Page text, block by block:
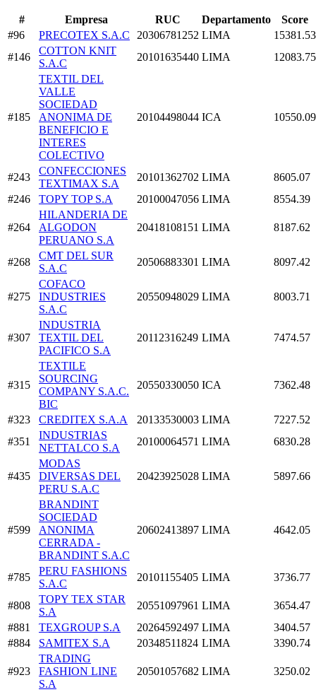
# Empresa RUC Departamento
Score
#96
PRECOTEX S.A.C 20306781252 LIMA
15381.53
#146
COTTON KNIT
S.A.C
20101635440 LIMA 12083.75
#185
TEXTIL DEL
VALLE
SOCIEDAD
ANONIMA DE
BENEFICIO E
INTERES
COLECTIVO
20104498044 ICA 10550.09
#243
CONFECCIONES
TEXTIMAX S.A
20101362702 LIMA
8605.07
#246
TOPY TOP S.A 20100047056 LIMA 8554.39
#264
HILANDERIA DE
ALGODON
PERUANO S.A
20418108151 LIMA 8187.62
#268
CMT DEL SUR
S.A.C
20506883301 LIMA 8097.42
#275
COFACO
INDUSTRIES
S.A.C
20550948029 LIMA 8003.71
#307
INDUSTRIA
TEXTIL DEL
PACIFICO S.A
20112316249 LIMA 7474.57
#315
TEXTILE
SOURCING
COMPANY S.A.C.
BIC
20550330050 ICA 7362.48
#323 CREDITEX S.A.A 20133530003 LIMA
7227.52
#351
INDUSTRIAS
NETTALCO S.A
20100064571 LIMA 6830.28
#435
MODAS
DIVERSAS DEL
PERU S.A.C
20423925028 LIMA 5897.66
#599
BRANDINT
SOCIEDAD
ANONIMA
CERRADA -
BRANDINT S.A.C
20602413897 LIMA 4642.05
#785
PERU FASHIONS
S.A.C
20101155405 LIMA 3736.77
#808
TOPY TEX STAR
S.A
20551097961 LIMA
3654.47
#881
TEXGROUP S.A 20264592497 LIMA
3404.57
#884
SAMITEX S.A 20348511824 LIMA 3390.74
#923
TRADING
FASHION LINE
S.A
20501057682 LIMA 3250.02